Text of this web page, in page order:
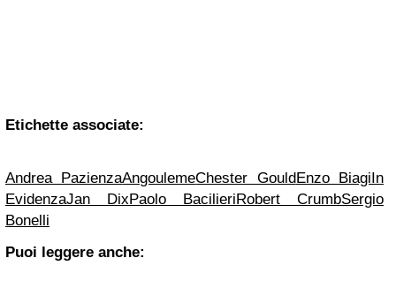
Etichette associate:
Andrea PazienzaAngoulemeChester GouldEnzo BiagiIn
EvidenzaJan DixPaolo BacilieriRobert CrumbSergio
Bonelli
Puoi leggere anche: